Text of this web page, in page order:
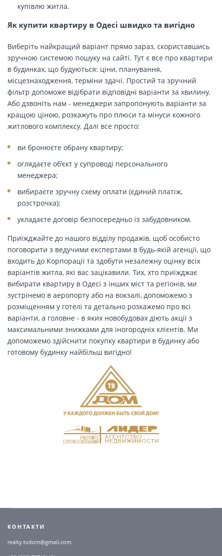
купівлю житла.
Як купити квартиру в Одесі швидко та вигідно
Виберіть найкращий варіант прямо зараз, скориставшись
зручною системою пошуку на сайті. Тут є все про квартири
в будинках, що будуються: ціни, планування,
місцезнаходження, терміни здачі. Простий та зручний
фільтр допоможе відібрати відповідні варіанти за хвилину.
Або дзвоніть нам - менеджери запропонують варіанти за
кращою ціною, розкажуть про плюси та мінуси кожного
житлового комплексу. Далі все просто:
ви бронюєте обрану квартиру;
оглядаєте об'єкт у супроводі персонального
менеджера;
вибираєте зручну схему оплати (єдиний платіж,
розстрочка);
укладаєте договір безпосередньо із забудовником.
Приїжджайте до нашого відділу продажів, щоб особисто
поговорити з ведучими експертами в будь-якій агенції, що
входить до Корпорації та здобути незалежну оцінку всіх
варіантів житла, які вас зацікавили. Тих, хто приїжджає
вибирати квартиру в Одесі з інших міст та регіонів, ми
зустрінемо в аеропорту або на вокзалі, допоможемо з
розміщенням у готелі та детально розкажемо про всі
варіанти, а головне - в яких новобудовах діють акції з
максимальними знижками для іногородніх клієнтів. Ми
допоможемо здійснити покупку квартири в будинку або
готовому будинку найбільш вигідно!
КОНТАКТИ
realty.tvdom@gmail.com